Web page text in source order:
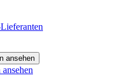
ansehen